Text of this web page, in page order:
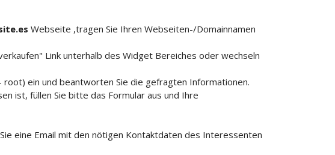
Webseite ,tragen Sie Ihren Webseiten-/Domainnamen
Link unterhalb des Widget Bereiches oder wechseln
ein und beantworten Sie die gefragten Informationen.
ist, füllen Sie bitte das Formular aus und Ihre
eine Email mit den nötigen Kontaktdaten des Interessenten